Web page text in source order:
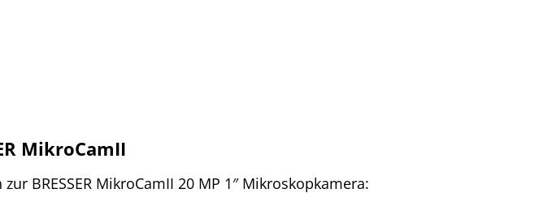
MikroCamII
BRESSER MikroCamII 20 MP 1″ Mikroskopkamera: